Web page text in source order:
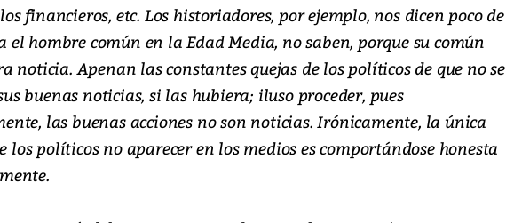
financieros, etc. Los historiadores, por ejemplo, nos dicen poco de
el hombre común en la Edad Media, no saben, porque su común
noticia. Apenan las constantes quejas de los políticos de que no se
buenas noticias, si las hubiera; iluso proceder, pues
las buenas acciones no son noticias. Irónicamente, la única
los políticos no aparecer en los medios es comportándose honesta